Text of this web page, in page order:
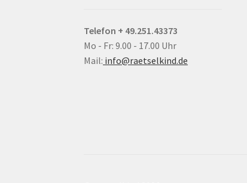
Telefon + 49.251.43373
Mo - Fr: 9.00 - 17.00 Uhr
Mail: info@raetselkind.de